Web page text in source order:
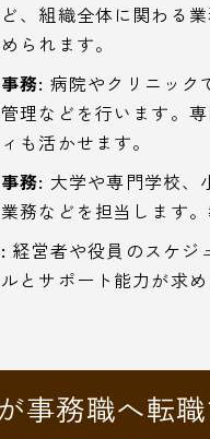
、組織全体に関わる
られます。
務: 病院やクリニック
理などを行います。
も活かせます。
務: 大学や専門学校、
務などを担当します
経営者や役員のスケジ
とサポート能力が求め
事務職へ転